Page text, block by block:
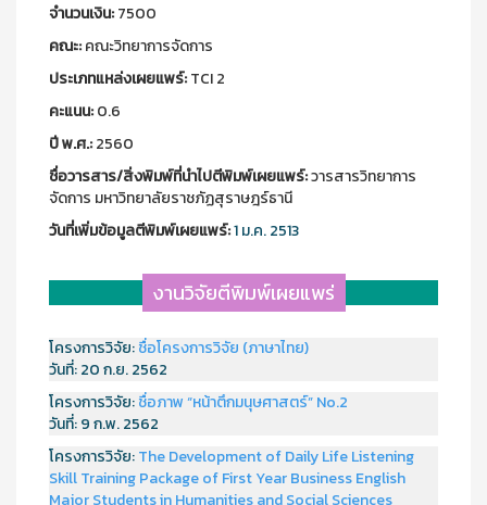
จำนวนเงิน:7500
คณะ:คณะวิทยาการจัดการ
ประเภทแหล่งเผยแพร์:TCI 2
คะแนน:0.6
ปี พ.ศ.:2560
ชื่อวารสาร/สิ่งพิมพ์ที่นำไปตีพิมพ์เผยแพร์:วารสารวิทยาการ
จัดการ มหาวิทยาลัยราชภัฏสุราษฎร์ธานี
วันที่เพิ่มข้อมูลตีพิมพ์เผยแพร์:1 ม.ค. 2513
งานวิจัยตีพิมพ์เผยแพร่
โครงการวิจัย:ชื่อโครงการวิจัย (ภาษาไทย)
วันที่:20 ก.ย. 2562
โครงการวิจัย:ชื่อภาพ “หน้าตึกมนุษศาสตร์” No.2
วันที่:9 ก.พ. 2562
โครงการวิจัย:The Development of Daily Life Listening
Skill Training Package of First Year Business English
Major Students in Humanities and Social Sciences